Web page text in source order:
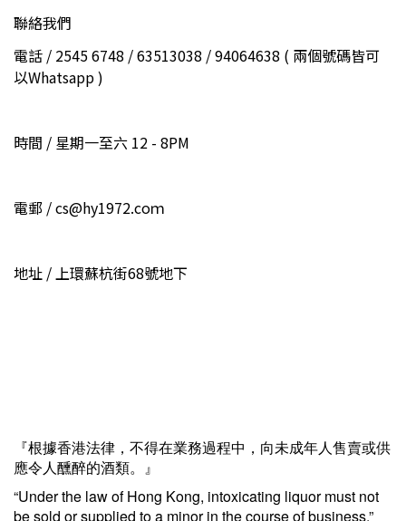
聯絡我們
電話 / 2545 6748 / 63513038 / 94064638 ( 兩個號碼皆可
以Whatsapp )
時間 / 星期一至六 12 - 8PM
電郵 / cs@hy1972.coｍ
地址 / 上環蘇杭街68號地下
『根據香港法律，不得在業務過程中，向未成年人售賣或供
應令人醺醉的酒類。』
“Under the law of Hong Kong, intoxicating liquor must not
be sold or supplied to a minor in the course of business.”